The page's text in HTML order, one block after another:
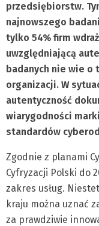
przedsiębiorstw.
najnowszego
tylko 54% firm
uwzględniającą
badanych nie wie o
organizacji. W
autentyczność
wiarygodności
standardów
Zgodnie z planami
Cyfryzacji Polski do
zakres usług.
kraju można uznać
za prawdziwie